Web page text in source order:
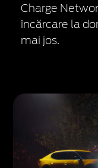
Charge
încărcare la
mai jos.